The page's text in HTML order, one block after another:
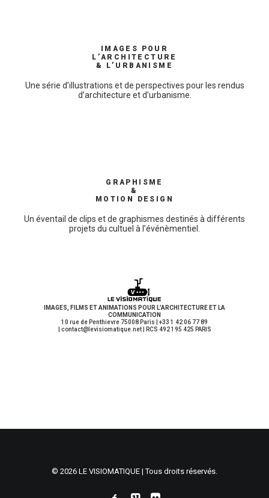
IMAGES POUR
L’ARCHITECTURE
& L’URBANISME
Une série d’illustrations et de perspectives pour les rendus
d’architecture et d’urbanisme.
GRAPHISME
&
MOTION DESIGN
Un éventail de clips et de graphismes destinés à différents
projets du cultuel à l’événèmentiel.
IMAGES, FILMS ET ANIMATIONS POUR L’ARCHITECTURE ET LA
COMMUNICATION
10 rue de Penthievre 75008 Paris | +33 1 42 06 77 89
| contact@levisiomatique.net | RCS 492 195 425 PARIS
© 2026 LE VISIOMATIQUE | Tous droits réservés.